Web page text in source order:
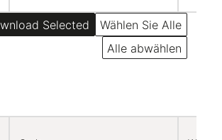
Wählen Sie Alle
Alle abwählen